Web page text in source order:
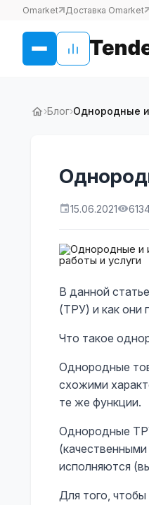
Omarket Доставка Omarket
›Блог›Однородные
15.06.2021
В данной
(ТРУ) и как они
Что такое
Однородные
схожими
те же функции.
Однородные
исполняются
Для того,